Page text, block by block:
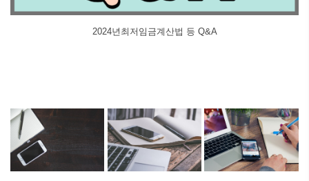
2024년최저임금계산법 등 Q&A